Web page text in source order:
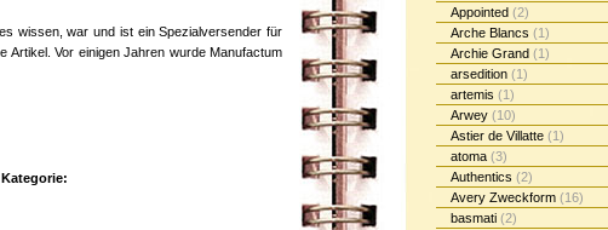
wissen, war und ist ein Spezialversender für
Artikel. Vor einigen Jahren wurde Manufactum
Appointed (2)
Arche Blancs (1)
Archie Grand (1)
arsedition (1)
artemis (1)
Arwey (10)
Astier de Villatte (1)
atoma (3)
Authentics (2)
Avery Zweckform (16)
basmati (2)